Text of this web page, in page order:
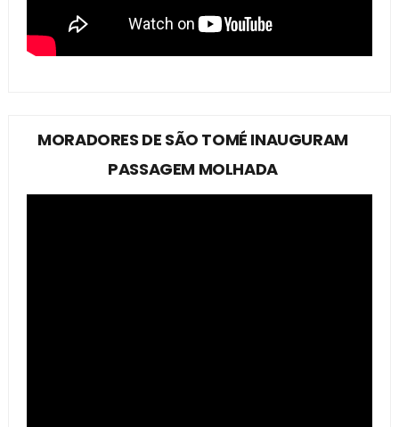
MORADORES DE SÃO TOMÉ INAUGURAM
PASSAGEM MOLHADA